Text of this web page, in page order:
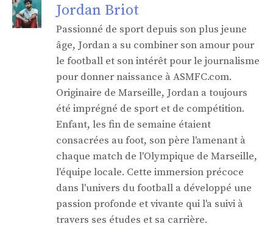
Jordan Briot
Passionné de sport depuis son plus jeune
âge, Jordan a su combiner son amour pour
le football et son intérêt pour le journalisme
pour donner naissance à ASMFC.com.
Originaire de Marseille, Jordan a toujours
été imprégné de sport et de compétition.
Enfant, les fin de semaine étaient
consacrées au foot, son père l'amenant à
chaque match de l'Olympique de Marseille,
l'équipe locale. Cette immersion précoce
dans l'univers du football a développé une
passion profonde et vivante qui l'a suivi à
travers ses études et sa carrière.